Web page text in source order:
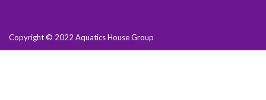
Copyright © 2022 Aquatics House Group